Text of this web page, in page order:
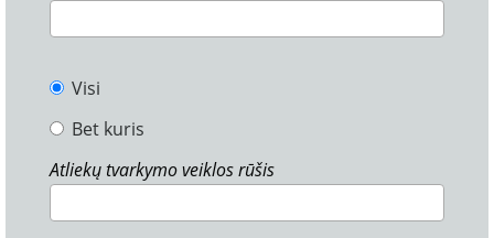
Visi
Bet kuris
Atliekų tvarkymo veiklos rūšis